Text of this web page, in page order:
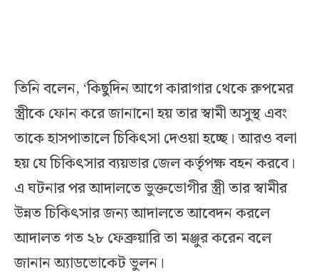
তিনি বলেন, ‘কিছুদিন আগে কারাগার থেকে রুপমের
স্ত্রীকে ফোন করে জানানো হয় তার স্বামী অসুস্থ এবং
তাকে হাসপাতালে চিকিৎসা দেওয়া হচ্ছে। আরও বলা
হয় যে চিকিৎসার ব্যয়ভার জেল কর্তৃপক্ষ বহন করবে।
এ ঘটনার পর আদালতে ভুক্তভোগীর স্ত্রী তার স্বামীর
উন্নত চিকিৎসার জন্য আদালতে আবেদন করলে
আদালত গত ২৮ ফেব্রুয়ারি তা মঞ্জুর করেন বলে
জানান অ্যাডভোকেট ভুলন।